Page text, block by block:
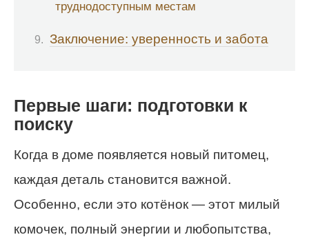
труднодоступным местам
Заключение: уверенность и забота
Первые шаги: подготовки к
поиску
Когда в доме появляется новый питомец,
каждая деталь становится важной.
Особенно, если это котёнок — этот милый
комочек, полный энергии и любопытства,